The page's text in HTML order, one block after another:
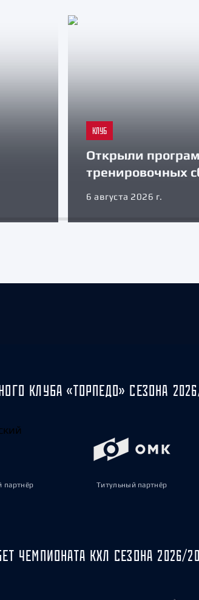
КЛУБ
Открыли
тренировочных
6 августа 2026 г.
КЛУБА «ТОРПЕДО» СЕЗОНА
партнёр Титульный партнёр
ЧЕМПИОНАТА КХЛ СЕЗОНА 2026/